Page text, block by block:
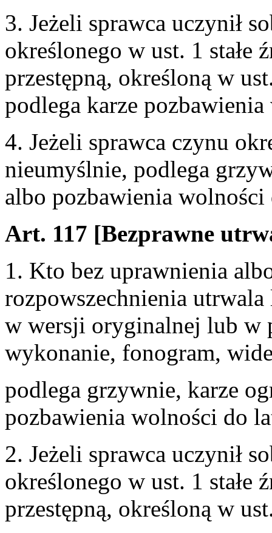
3. Jeżeli sprawca uczynił
określonego w ust. 1 stałe
przestępną, określoną w
podlega karze
4. Jeżeli sprawca czynu
nieumyślnie, podlega
albo pozbawienia
Art. 117 [Bezprawne
1. Kto bez uprawnienia
rozpowszechnienia
w wersji oryginalnej lub w
wykonanie, fonogram,
podlega grzywnie, karze
pozbawienia wolności do
2. Jeżeli sprawca uczynił
określonego w ust. 1 stałe
przestępną, określoną w